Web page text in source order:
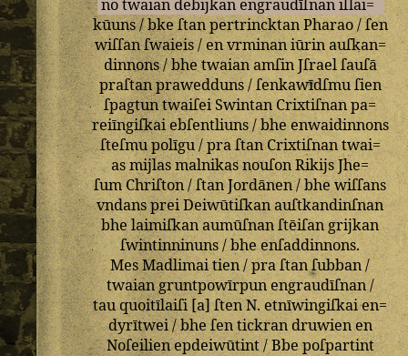
no twaian debijkan engraudīſnan iſlai=
kūuns/bkeſtanpertrincktanPharao/ſen
wiſſanſwaieis/envrminaniūrinauſkan=
dinnons/bhetwaianamſinJſraelſauſā
praſtanprawedduns/ſenkawīdſmuſien
ſpagtuntwaiſeiSwintan Crixtiſnan pa=
reiīngiſkaiebſentliuns/bheenwaidinnons
ſteſmupolīgu/praſtan Crixtiſnantwai=
asmijlasmalnikasnouſonRikijsJhe=
ſumChriſton/ſtanJordānen/bhewiſſans
vndanspreiDeiwūtiſkanauſtkandinſnan
bhelaimiſkanaumūſnanſtēiſan grijkan
ſwintinninuns/bhe enſaddinnons.
MesMadlimaitien/praſtanſubban/
twaiangruntpowīrpunengraudīſnan/
tauquoitīlaiſi[a]ſtenN.etnīwingiſkai en=
dyrītwei/bheſentickrandruwienen
Noſeilienepdeiwūtint/Bbepoſpartint